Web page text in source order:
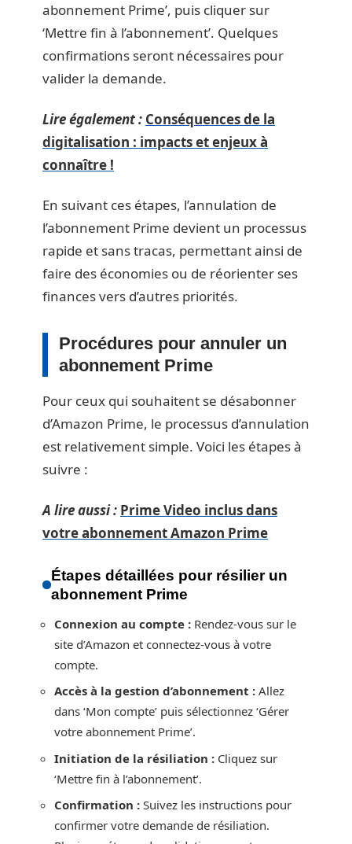
abonnement Prime’, puis cliquer sur
‘Mettre fin à l’abonnement’. Quelques
confirmations seront nécessaires pour
valider la demande.
Lire également : Conséquences de la
digitalisation : impacts et enjeux à
connaître !
En suivant ces étapes, l’annulation de
l’abonnement Prime devient un processus
rapide et sans tracas, permettant ainsi de
faire des économies ou de réorienter ses
finances vers d’autres priorités.
Procédures pour annuler un
abonnement Prime
Pour ceux qui souhaitent se désabonner
d’Amazon Prime, le processus d’annulation
est relativement simple. Voici les étapes à
suivre :
A lire aussi : Prime Video inclus dans
votre abonnement Amazon Prime
Étapes détaillées pour résilier un
abonnement Prime
Connexion au compte : Rendez-vous sur le
site d’Amazon et connectez-vous à votre
compte.
Accès à la gestion d’abonnement : Allez
dans ‘Mon compte’ puis sélectionnez ‘Gérer
votre abonnement Prime’.
Initiation de la résiliation : Cliquez sur
‘Mettre fin à l’abonnement’.
Confirmation : Suivez les instructions pour
confirmer votre demande de résiliation.